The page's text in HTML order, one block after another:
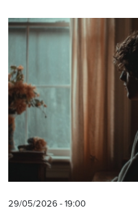
29/05/2026 - 19:00